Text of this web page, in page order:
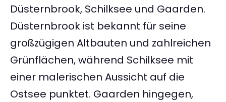
Düsternbrook, Schilksee und Gaarden.
Düsternbrook ist bekannt für seine
großzügigen Altbauten und zahlreichen
Grünflächen, während Schilksee mit
einer malerischen Aussicht auf die
Ostsee punktet. Gaarden hingegen,